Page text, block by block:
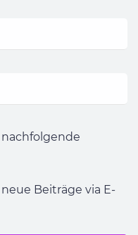
Beiträge via E-